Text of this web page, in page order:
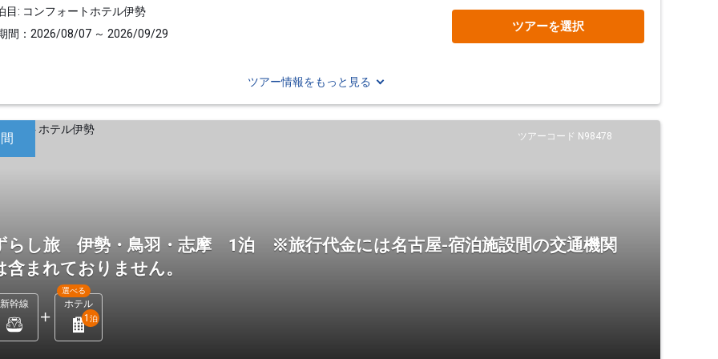
目: コンフォートホテル伊勢
間：2026/08/07 ～ 2026/09/29
ツアーを選択
ツアー情報をもっと見る
ツアーコード N98478
らし旅 伊勢・鳥羽・志摩 1泊 ※旅行代金には名古屋-宿泊施設間の交通機関
含まれておりません。
新幹線 ホテル
選べる
1 泊